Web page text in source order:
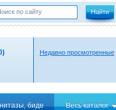
) Недавно просмотренные
биде Весь каталог